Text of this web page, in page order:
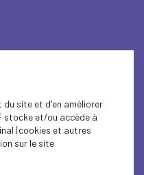
site et d'en améliorer
stocke et/ou accède à
(cookies et autres
sur le site